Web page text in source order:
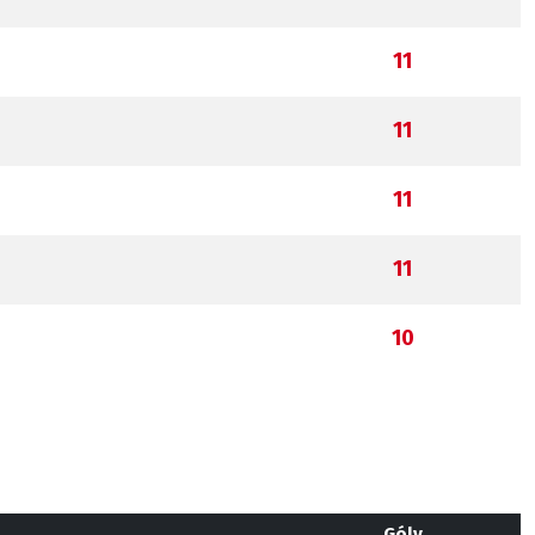
11
11
11
11
10